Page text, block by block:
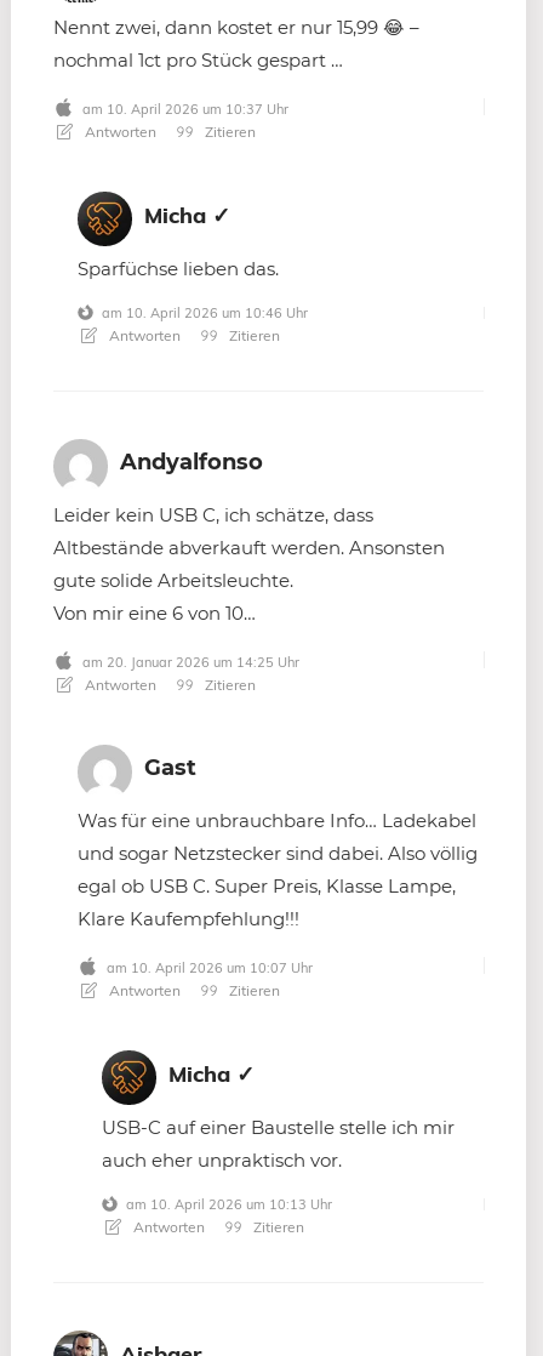
Nennt zwei, dann kostet er nur 15,99 😂 –
nochmal 1ct pro Stück gespart …
am 10. April 2026 um 10:37 Uhr
Antworten Zitieren
Micha ✓
Sparfüchse lieben das.
am 10. April 2026 um 10:46 Uhr
Antworten Zitieren
Andyalfonso
Leider kein USB C, ich schätze, dass
Altbestände abverkauft werden. Ansonsten
gute solide Arbeitsleuchte.
Von mir eine 6 von 10…
am 20. Januar 2026 um 14:25 Uhr
Antworten Zitieren
Gast
Was für eine unbrauchbare Info… Ladekabel
und sogar Netzstecker sind dabei. Also völlig
egal ob USB C. Super Preis, Klasse Lampe,
Klare Kaufempfehlung!!!
am 10. April 2026 um 10:07 Uhr
Antworten Zitieren
Micha ✓
USB-C auf einer Baustelle stelle ich mir
auch eher unpraktisch vor.
am 10. April 2026 um 10:13 Uhr
Antworten Zitieren